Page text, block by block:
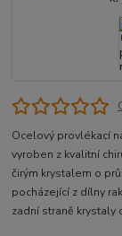
Ocelový provlékací
vyroben z kvalitní
čirým krystalem o
pocházející z dílny
zadní straně krystaly